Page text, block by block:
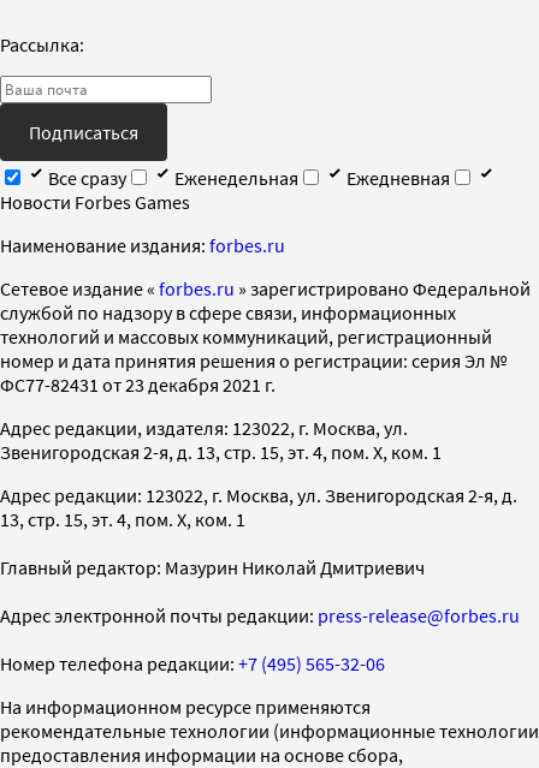
Рассылка:
Подписаться
Все сразу
Еженедельная
Ежедневная
Новости Forbes Games
Наименование издания: forbes.ru
Cетевое издание « forbes.ru » зарегистрировано Федеральной
службой по надзору в сфере связи, информационных
технологий и массовых коммуникаций, регистрационный
номер и дата принятия решения о регистрации: серия Эл №
ФС77-82431 от 23 декабря 2021 г.
Адрес редакции, издателя: 123022, г. Москва, ул.
Звенигородская 2-я, д. 13, стр. 15, эт. 4, пом. X, ком. 1
Адрес редакции: 123022, г. Москва, ул. Звенигородская 2-я, д.
13, стр. 15, эт. 4, пом. X, ком. 1
Главный редактор: Мазурин Николай Дмитриевич
Адрес электронной почты редакции: press-release@forbes.ru
Номер телефона редакции: +7 (495) 565-32-06
На информационном ресурсе применяются
рекомендательные технологии (информационные технологии
предоставления информации на основе сбора,